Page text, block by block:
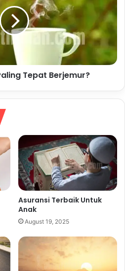
Tepat Berjemur?
Asuransi Terbaik Untuk
Anak
August 19, 2025